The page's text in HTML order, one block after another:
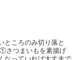
ところのみ切り落と
さつまいもを素揚げ